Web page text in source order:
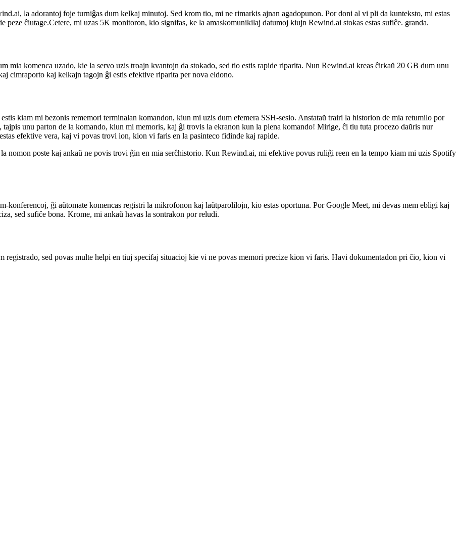
la adorantoj foje turniĝas dum kelkaj minutoj. Sed krom tio, mi ne rimarkis ajnan agadopunon. Por doni al vi pli da kunteksto, mi estas
ĉiutage.Cetere, mi uzas 5K monitoron, kio signifas, ke la amaskomunikilaj datumoj kiujn Rewind.ai stokas estas sufiĉe. granda.
mia komenca uzado, kie la servo uzis troajn kvantojn da stokado, sed tio estis rapide riparita. Nun Rewind.ai kreas ĉirkaŭ 20 GB dum unu
cimraporto kaj kelkajn tagojn ĝi estis efektive riparita per nova eldono.
kiam mi bezonis rememori terminalan komandon, kiun mi uzis dum efemera SSH-sesio. Anstataŭ trairi la historion de mia retumilo por
unu parton de la komando, kiun mi memoris, kaj ĝi trovis la ekranon kun la plena komando! Mirige, ĉi tiu tuta procezo daŭris nur
efektive vera, kaj vi povas trovi ion, kion vi faris en la pasinteco fidinde kaj rapide.
nomon poste kaj ankaŭ ne povis trovi ĝin en mia serĉhistorio. Kun Rewind.ai, mi efektive povus ruliĝi reen en la tempo kiam mi uzis Spotify
konferencoj, ĝi aŭtomate komencas registri la mikrofonon kaj laŭtparolilojn, kio estas oportuna. Por Google Meet, mi devas mem ebligi kaj
sed sufiĉe bona. Krome, mi ankaŭ havas la sontrakon por reludi.
registrado, sed povas multe helpi en tiuj specifaj situacioj kie vi ne povas memori precize kion vi faris. Havi dokumentadon pri ĉio, kion vi